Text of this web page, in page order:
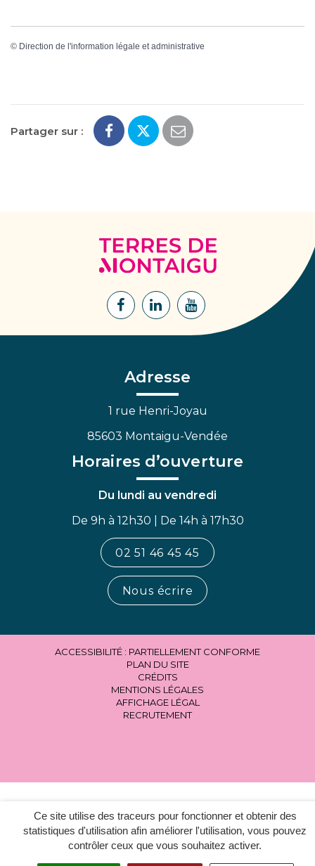
Ce site utilise des traceurs pour fonctionner et obtenir des
statistiques d'utilisation afin améliorer l'utilisation, vous pouvez
contrôler ceux que vous souhaitez activer.
© Direction de l'information légale et administrative
Partager sur :
Terres
de
Lien
Facebook
Lien
Linkedin
Lien
Adresse
1 rue Henri-Joyau
85603 Montaigu-Vendée
Horaires d’ouverture
Du lundi au vendredi
De 9h à 12h30 | De 14h à 17h30
02 51 46 45 45
Nous écrire
ACCESSIBILITÉ : PARTIELLEMENT CONFORME
PLAN DU SITE
CRÉDITS
MENTIONS LÉGALES
AFFICHAGE LÉGAL
RECRUTEMENT